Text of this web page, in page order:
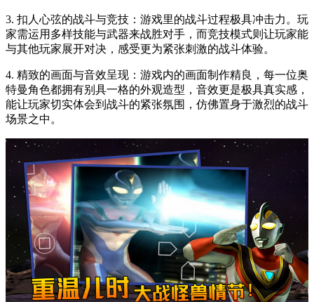
3. 扣人心弦的战斗与竞技：游戏里的战斗过程极具冲击力。玩
家需运用多样技能与武器来战胜对手，而竞技模式则让玩家能
与其他玩家展开对决，感受更为紧张刺激的战斗体验。
4. 精致的画面与音效呈现：游戏内的画面制作精良，每一位奥
特曼角色都拥有别具一格的外观造型，音效更是极具真实感，
能让玩家切实体会到战斗的紧张氛围，仿佛置身于激烈的战斗
场景之中。